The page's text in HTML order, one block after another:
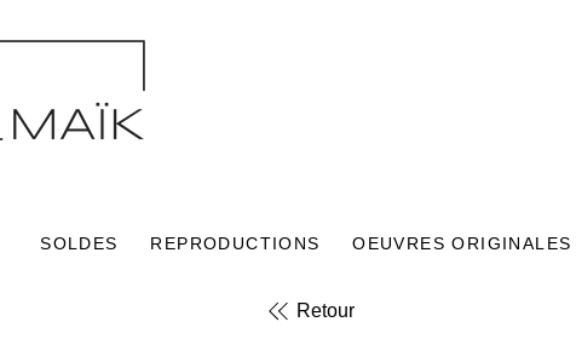
SOLDES REPRODUCTIONS OEUVRES ORIGINALES
Retour